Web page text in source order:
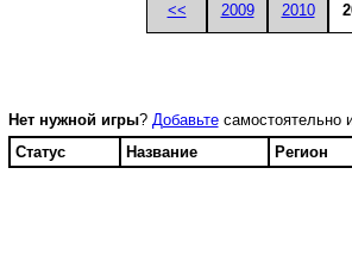
<< 2009 2010
Нет нужной игры? Добавьтесамостоятельно
Статус
Название Регион